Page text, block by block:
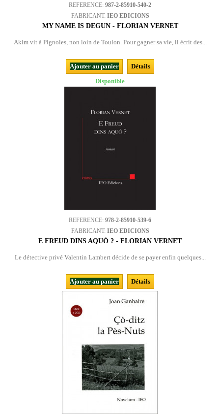
REFERENCE: 987-2-85910-540-2
FABRICANT: IEO EDICIONS
MY NAME IS DEGUN - FLORIAN VERNET
Akim vit à Pignoles, non loin de Toulon. Pour gagner sa vie, il écrit des...
Ajouter au panier
Détails
Disponible
REFERENCE: 978-2-85910-539-6
FABRICANT: IEO EDICIONS
E FREUD DINS AQUÒ ? - FLORIAN VERNET
Le détective privé Valentin Lambert décide de se payer enfin quelques...
Ajouter au panier Détails